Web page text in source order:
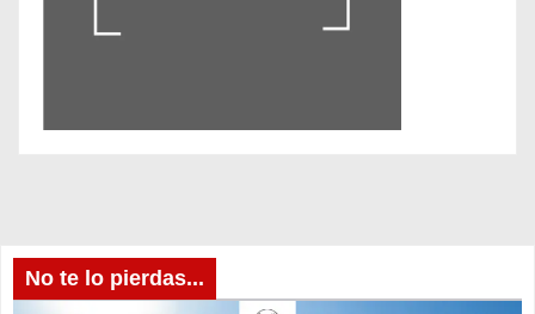
No te lo pierdas...